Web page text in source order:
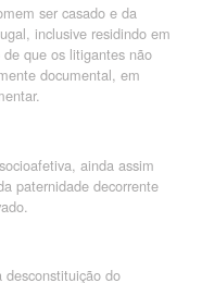
ser casado e da
inclusive residindo em
que os litigantes não
documental, em
ainda assim
paternidade decorrente
desconstituição do